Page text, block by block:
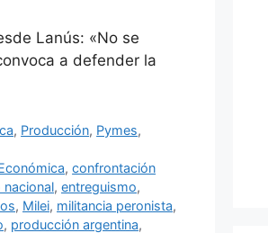
Lanús: «No se
a defender la
, Producción, Pymes,
,confrontación
nacional, entreguismo,
, Milei, militancia peronista,
, producción argentina,